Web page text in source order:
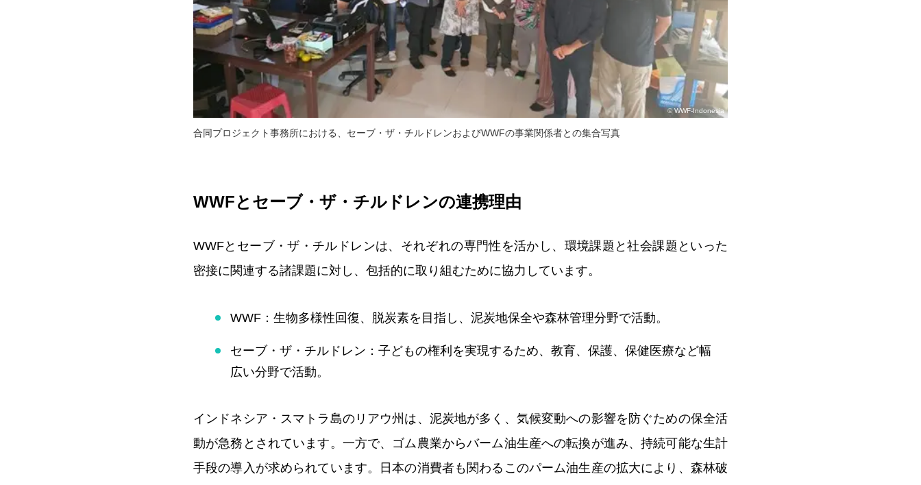
© WWF-Indonesia
合同プロジェクト事務所における、セーブ・ザ・チルドレンおよびWWFの事業関係者との集合写真
WWFとセーブ・ザ・チルドレンの連携理由
WWFとセーブ・ザ・チルドレンは、それぞれの専門性を活かし、環境課題と社会課題といった
密接に関連する諸課題に対し、包括的に取り組むために協力しています。
WWF：生物多様性回復、脱炭素を目指し、泥炭地保全や森林管理分野で活動。
セーブ・ザ・チルドレン：子どもの権利を実現するため、教育、保護、保健医療など幅
広い分野で活動。
インドネシア・スマトラ島のリアウ州は、泥炭地が多く、気候変動への影響を防ぐための保全活
動が急務とされています。一方で、ゴム農業からバーム油生産への転換が進み、持続可能な生計
手段の導入が求められています。日本の消費者も関わるこのパーム油生産の拡大により、森林破